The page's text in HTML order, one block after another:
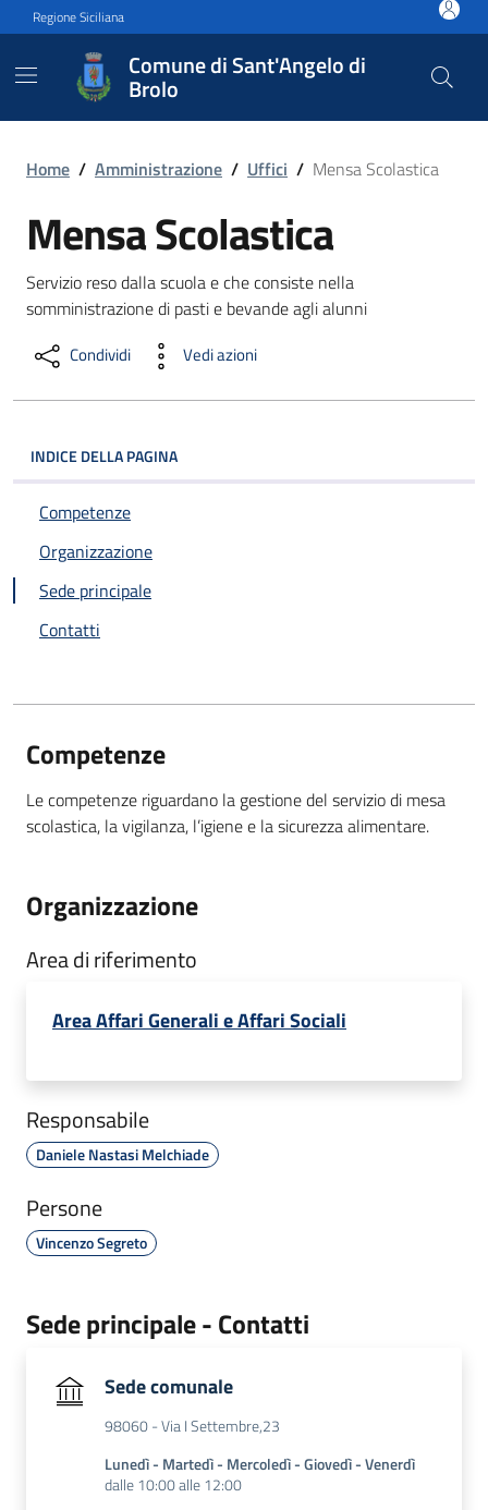
Vai ai contenuti
Vai al footer
Regione Siciliana
Comune di Sant'Angelo di
Brolo
Mensa Scolastica
Home / Amministrazione / Uffici / Mensa Scolastica
Mensa Scolastica
Servizio reso dalla scuola e che consiste nella
somministrazione di pasti e bevande agli alunni
Condividi Vedi azioni
INDICE DELLA PAGINA
Competenze
Organizzazione
Sede principale
Contatti
Competenze
Le competenze riguardano la gestione del servizio di mesa
scolastica, la vigilanza, l’igiene e la sicurezza alimentare.
Organizzazione
Area di riferimento
Area Affari Generali e Affari Sociali
Responsabile
Daniele Nastasi Melchiade
Persone
Vincenzo Segreto
Sede principale - Contatti
Sede comunale
98060 - Via I Settembre,23
Lunedì - Martedì - Mercoledì - Giovedì - Venerdì
dalle 10:00 alle 12:00